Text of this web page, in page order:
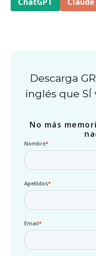
Descarga
inglés que SÍ
No más